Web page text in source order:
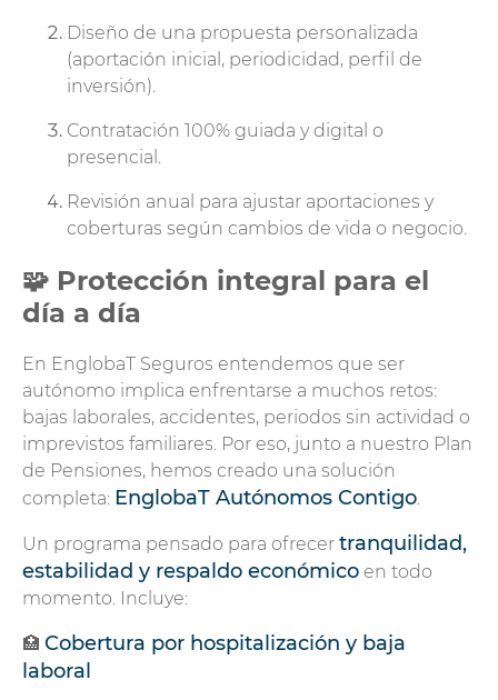
Diseño de una propuesta personalizada
(aportación inicial, periodicidad, perfil de
inversión).
Contratación 100% guiada y digital o
presencial.
Revisión anual para ajustar aportaciones y
coberturas según cambios de vida o negocio.
🧩 Protección integral para el
día a día
En EnglobaT Seguros entendemos que ser
autónomo implica enfrentarse a muchos retos:
bajas laborales, accidentes, periodos sin actividad o
imprevistos familiares. Por eso, junto a nuestro Plan
de Pensiones, hemos creado una solución
completa: EnglobaT Autónomos Contigo
Un programa pensado para ofrecer tranquilidad,
estabilidad y respaldo económico en todo
momento. Incluye:
🏥 Cobertura por hospitalización y baja
laboral